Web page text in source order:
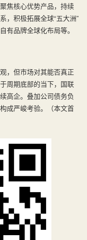
焦核心优势产品，持续
，积极拓展全球“五大洲”
有品牌全球化布局等。
，但市场对其能否真正
周期底部的当下，国联
高企。叠加公司债务负
成严峻考验。（本文首